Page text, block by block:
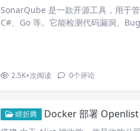
SonarQube 是一款开源工具，用于
C#、Go 等。它能检测代码漏洞、
2.5K+次阅读 0个评论
瞎折腾 Docker 部署